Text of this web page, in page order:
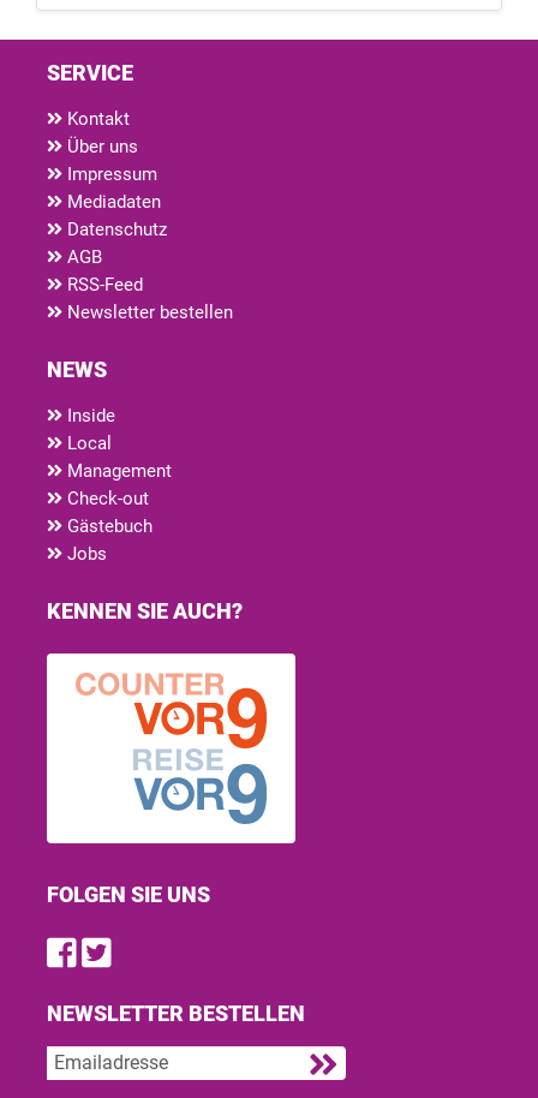
SERVICE
Kontakt
Über uns
Impressum
Mediadaten
Datenschutz
AGB
RSS-Feed
Newsletter bestellen
NEWS
Inside
Local
Management
Check-out
Gästebuch
Jobs
KENNEN SIE AUCH?
FOLGEN SIE UNS
Find us on Facebook
Follow us on Twitter
NEWSLETTER BESTELLEN